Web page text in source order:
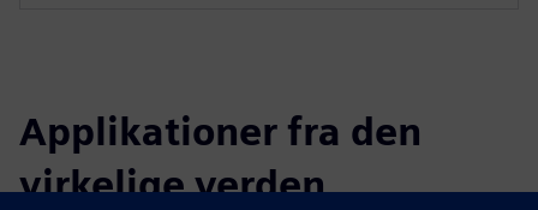
Applikationer fra den
virkelige verden